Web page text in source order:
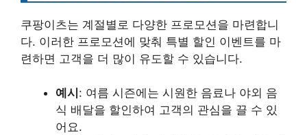
쿠팡이츠는 계절별로 다양한 프로모션을 마련합니
다. 이러한 프로모션에 맞춰 특별 할인 이벤트를 마
련하면 고객을 더 많이 유도할 수 있습니다.
예시 : 여름 시즌에는 시원한 음료나 야외 음
식 배달을 할인하여 고객의 관심을 끌 수 있
어요.